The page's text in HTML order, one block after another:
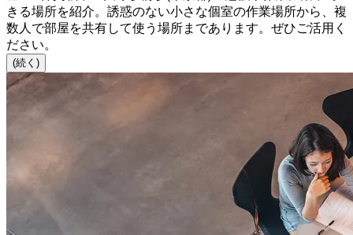
きる場所を紹介。誘惑のない小さな個室の作業場所から、複
数人で部屋を共有して使う場所まであります。ぜひご活用く
ださい。
(続く)